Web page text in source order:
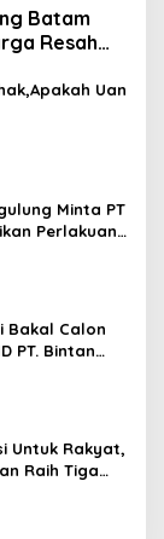
Batam
Resah
Uan
Minta PT
Perlakuan
Bakal Calon
PT. Bintan
Untuk Rakyat,
Raih Tiga